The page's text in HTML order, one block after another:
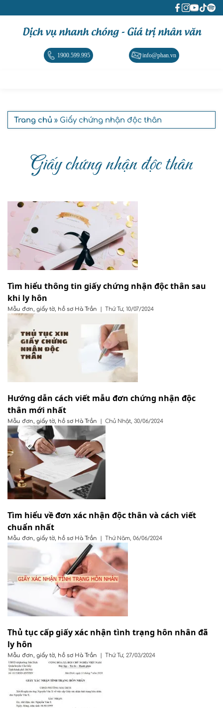
Dịch vụ nhanh chóng - Giá trị nhân văn
1900.599.995 info@phan.vn
Trang chủ » Giấy chứng nhận độc thân
Giấy chứng nhận độc thân
Tìm hiểu thông tin giấy chứng nhận độc thân sau
khi ly hôn
Mẫu đơn, giấy tờ, hồ sơ Hà Trần | Thứ Tư, 10/07/2024
Hướng dẫn cách viết mẫu đơn chứng nhận độc
thân mới nhất
Mẫu đơn, giấy tờ, hồ sơ Hà Trần | Chủ Nhật, 30/06/2024
Tìm hiểu về đơn xác nhận độc thân và cách viết
chuẩn nhất
Mẫu đơn, giấy tờ, hồ sơ Hà Trần | Thứ Năm, 06/06/2024
Thủ tục cấp giấy xác nhận tình trạng hôn nhân đã
ly hôn
Mẫu đơn, giấy tờ, hồ sơ Hà Trần | Thứ Tư, 27/03/2024